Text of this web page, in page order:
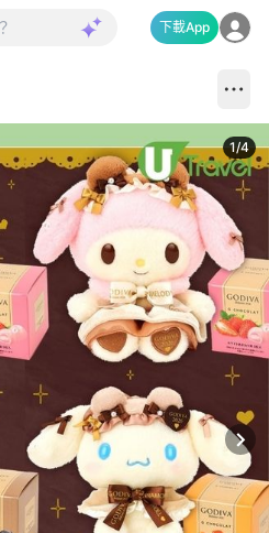
下載App
1/4